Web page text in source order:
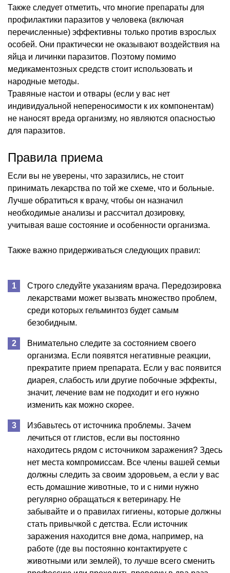
Также следует отметить, что многие препараты для
профилактики паразитов у человека (включая
перечисленные) эффективны только против взрослых
особей. Они практически не оказывают воздействия на
яйца и личинки паразитов. Поэтому помимо
медикаментозных средств стоит использовать и
народные методы.
Травяные настои и отвары (если у вас нет
индивидуальной непереносимости к их компонентам)
не наносят вреда организму, но являются опасностью
для паразитов.
Правила приема
Если вы не уверены, что заразились, не стоит
принимать лекарства по той же схеме, что и больные.
Лучше обратиться к врачу, чтобы он назначил
необходимые анализы и рассчитал дозировку,
учитывая ваше состояние и особенности организма.
Также важно придерживаться следующих правил:
Строго следуйте указаниям врача. Передозировка
лекарствами может вызвать множество проблем,
среди которых гельминтоз будет самым
безобидным.
Внимательно следите за состоянием своего
организма. Если появятся негативные реакции,
прекратите прием препарата. Если у вас появится
диарея, слабость или другие побочные эффекты,
значит, лечение вам не подходит и его нужно
изменить как можно скорее.
Избавьтесь от источника проблемы. Зачем
лечиться от глистов, если вы постоянно
находитесь рядом с источником заражения? Здесь
нет места компромиссам. Все члены вашей семьи
должны следить за своим здоровьем, а если у вас
есть домашние животные, то и с ними нужно
регулярно обращаться к ветеринару. Не
забывайте и о правилах гигиены, которые должны
стать привычкой с детства. Если источник
заражения находится вне дома, например, на
работе (где вы постоянно контактируете с
животными или землей), то лучше всего сменить